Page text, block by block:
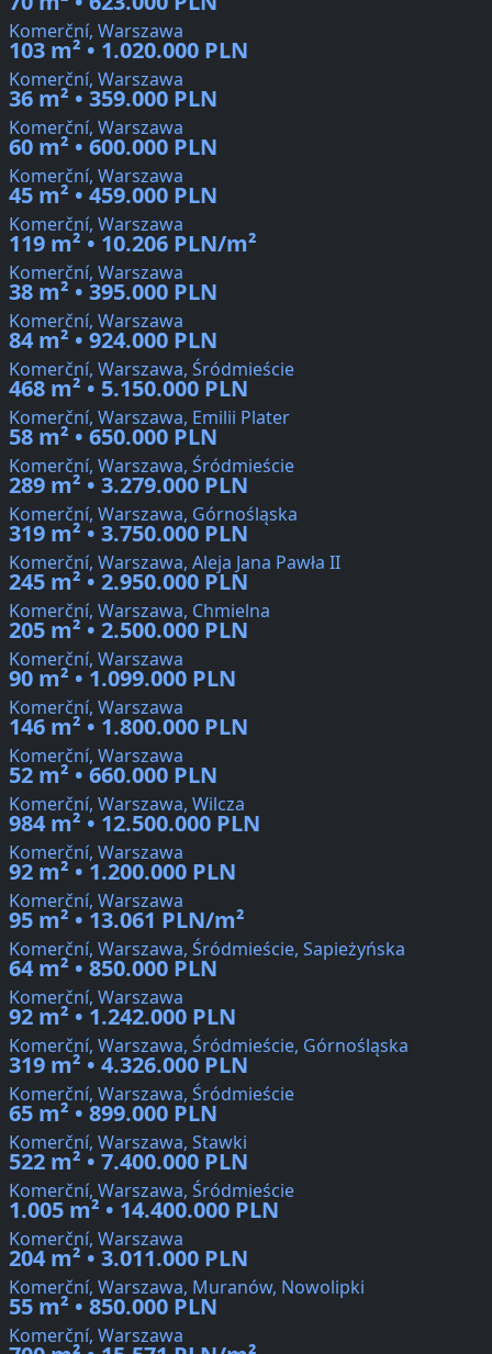
Komerční, Warszawa
103 m² • 1.020.000 PLN
Komerční, Warszawa
36 m² • 359.000 PLN
Komerční, Warszawa
60 m² • 600.000 PLN
Komerční, Warszawa
45 m² • 459.000 PLN
Komerční, Warszawa
119 m² • 10.206 PLN/m²
Komerční, Warszawa
38 m² • 395.000 PLN
Komerční, Warszawa
84 m² • 924.000 PLN
Komerční, Warszawa, Śródmieście
468 m² • 5.150.000 PLN
Komerční, Warszawa, Emilii Plater
58 m² • 650.000 PLN
Komerční, Warszawa, Śródmieście
289 m² • 3.279.000 PLN
Komerční, Warszawa, Górnośląska
319 m² • 3.750.000 PLN
Komerční, Warszawa, Aleja Jana Pawła II
245 m² • 2.950.000 PLN
Komerční, Warszawa, Chmielna
205 m² • 2.500.000 PLN
Komerční, Warszawa
90 m² • 1.099.000 PLN
Komerční, Warszawa
146 m² • 1.800.000 PLN
Komerční, Warszawa
52 m² • 660.000 PLN
Komerční, Warszawa, Wilcza
984 m² • 12.500.000 PLN
Komerční, Warszawa
92 m² • 1.200.000 PLN
Komerční, Warszawa
95 m² • 13.061 PLN/m²
Komerční, Warszawa, Śródmieście, Sapieżyńska
64 m² • 850.000 PLN
Komerční, Warszawa
92 m² • 1.242.000 PLN
Komerční, Warszawa, Śródmieście, Górnośląska
319 m² • 4.326.000 PLN
Komerční, Warszawa, Śródmieście
65 m² • 899.000 PLN
Komerční, Warszawa, Stawki
522 m² • 7.400.000 PLN
Komerční, Warszawa, Śródmieście
1.005 m² • 14.400.000 PLN
Komerční, Warszawa
204 m² • 3.011.000 PLN
Komerční, Warszawa, Muranów, Nowolipki
55 m² • 850.000 PLN
Komerční, Warszawa